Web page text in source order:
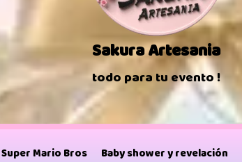
Sakura Artesania
todo para tu evento !
Super Mario Bros Baby shower y revelación